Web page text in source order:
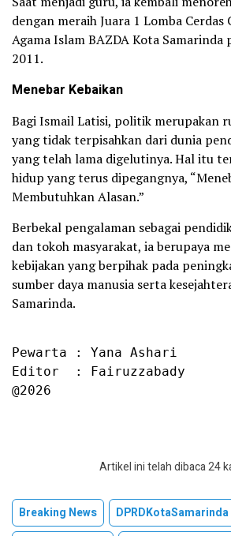
dengan meraih Juara 1 Lomba Cerdas
Agama Islam BAZDA Kota Samarinda
2011.
Menebar Kebaikan
Bagi Ismail Latisi, politik merupakan
yang tidak terpisahkan dari dunia
yang telah lama digelutinya. Hal itu
hidup yang terus dipegangnya,
Membutuhkan Alasan.”
Berbekal pengalaman sebagai
dan tokoh masyarakat, ia berupaya
kebijakan yang berpihak pada
sumber daya manusia serta
Samarinda.
Pewarta : Yana Ashari
Editor  : Fairuzzabady
@2026
Artikel ini telah dibaca 24
Breaking News
DPRDKotaSamarinda